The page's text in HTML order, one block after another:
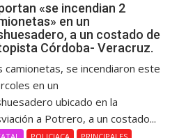
«se incendian 2
en un
a un costado de
Córdoba- Veracruz.
camionetas, se incendiaron este
en un
ubicado en la
a Potrero, a un costado...